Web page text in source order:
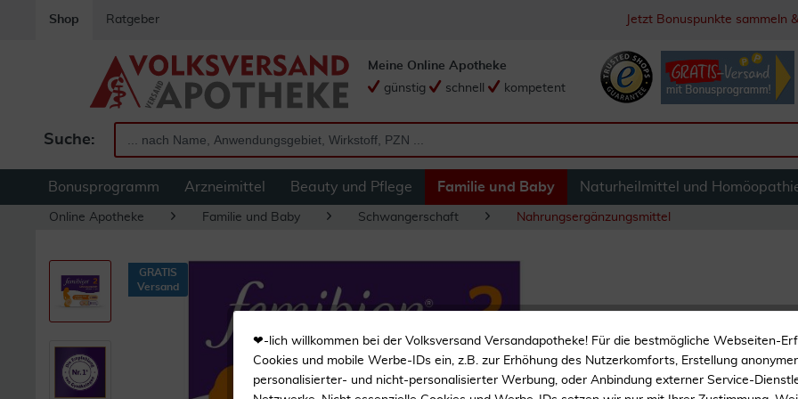
Shop Ratgeber Jetzt Bonuspunkte sammeln
Suche:
Meine Online Apotheke
günstig
schnell kompetent
Bonusprogramm Arzneimittel Beauty und Pflege Familie und Baby Naturheilmittel und
Online Apotheke Familie und Baby Schwangerschaft Nahrungsergänzungsmittel
Femibion 2
Kapseln
GRATIS
Versand
❤-lich willkommen bei der Volksversand Versandapotheke! Für die bestmögliche Webseiten-
Cookies und mobile Werbe-IDs ein, z.B. zur Erhöhung des Nutzerkomforts, Erstellung
personalisierter- und nicht-personalisierter Werbung, oder Anbindung externer Service-